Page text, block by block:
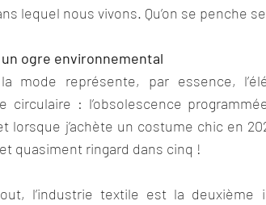
lequel nous vivons. Qu’on se penche
ogre environnemental
mode représente, par essence,
circulaire : l’obsolescence
lorsque j’achète un costume chic en
quasiment ringard dans cinq !
l’industrie textile est la